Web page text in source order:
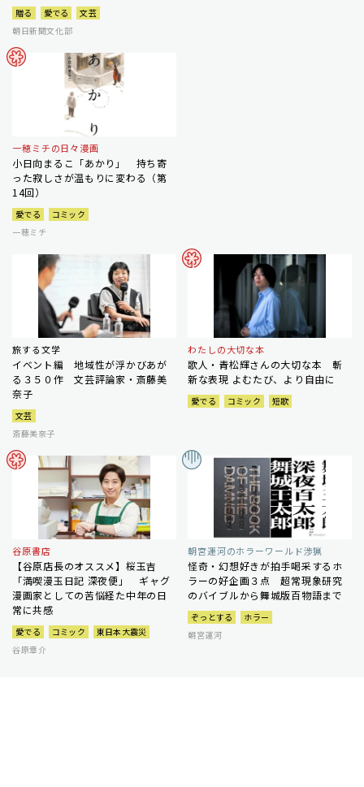
贈る 愛でる
文芸
朝日新聞文化部
一穂ミチの日々漫画
小日向まるこ「あかり」 持ち寄
った寂しさが温もりに変わる（第
14回）
愛でる
コミック
一穂ミチ
旅する文学
イベント編 地域性が浮かびあが
る３５０作 文芸評論家・斎藤美
奈子
文芸
斎藤美奈子
わたしの大切な本
歌人・青松輝さんの大切な本 斬
新な表現 よむたび、より自由に
愛でる コミック 短歌
谷原書店
【谷原店長のオススメ】桜玉吉
「満喫漫玉日記 深夜便」 ギャグ
漫画家としての苦悩経た中年の日
常に共感
愛でる コミック
東日本大震災
谷原章介
朝宮運河のホラーワールド渉猟
怪奇・幻想好きが拍手喝采するホ
ラーの好企画３点 超常現象研究
のバイブルから舞城版百物語まで
ぞっとする
ホラー
朝宮運河